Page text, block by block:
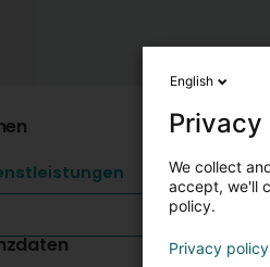
English
Privacy
We collect
accept, we'll
policy.
Privacy policy